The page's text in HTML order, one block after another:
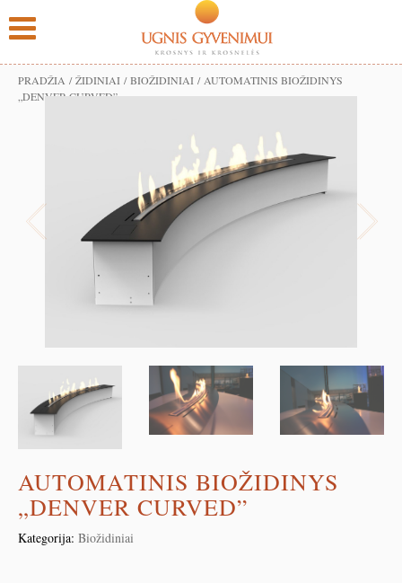
PRADŽIA /ŽIDINIAI /BIOŽIDINIAI / AUTOMATINIS BIOŽIDINYS
„DENVER CURVED”
AUTOMATINIS BIOŽIDINYS
„DENVER CURVED”
Kategorija: Biožidiniai